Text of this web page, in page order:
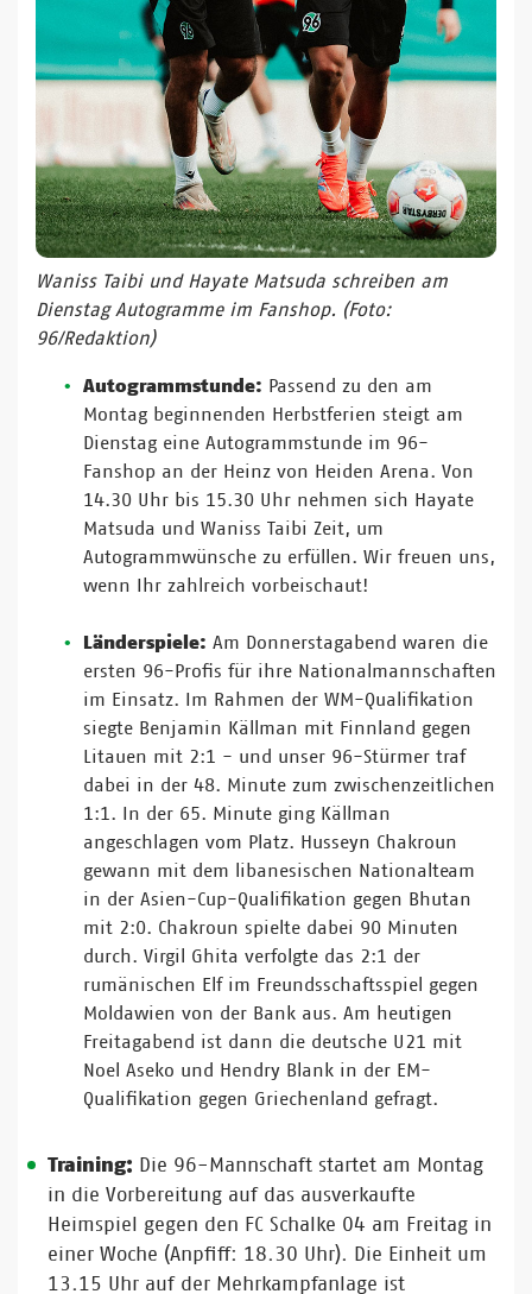
Waniss Taibi und Hayate Matsuda schreiben am
Dienstag Autogramme im Fanshop. (Foto:
96/Redaktion)
Autogrammstunde: Passend zu den am
Montag beginnenden Herbstferien steigt am
Dienstag eine Autogrammstunde im 96-
Fanshop an der Heinz von Heiden Arena. Von
14.30 Uhr bis 15.30 Uhr nehmen sich Hayate
Matsuda und Waniss Taibi Zeit, um
Autogrammwünsche zu erfüllen. Wir freuen uns,
wenn Ihr zahlreich vorbeischaut!
Länderspiele: Am Donnerstagabend waren die
ersten 96-Profis für ihre Nationalmannschaften
im Einsatz. Im Rahmen der WM-Qualifikation
siegte Benjamin Källman mit Finnland gegen
Litauen mit 2:1 - und unser 96-Stürmer traf
dabei in der 48. Minute zum zwischenzeitlichen
1:1. In der 65. Minute ging Källman
angeschlagen vom Platz. Husseyn Chakroun
gewann mit dem libanesischen Nationalteam
in der Asien-Cup-Qualifikation gegen Bhutan
mit 2:0. Chakroun spielte dabei 90 Minuten
durch. Virgil Ghita verfolgte das 2:1 der
rumänischen Elf im Freundsschaftsspiel gegen
Moldawien von der Bank aus. Am heutigen
Freitagabend ist dann die deutsche U21 mit
Noel Aseko und Hendry Blank in der EM-
Qualifikation gegen Griechenland gefragt.
Training: Die 96-Mannschaft startet am Montag
in die Vorbereitung auf das ausverkaufte
Heimspiel gegen den FC Schalke 04 am Freitag in
einer Woche (Anpfiff: 18.30 Uhr). Die Einheit um
13.15 Uhr auf der Mehrkampfanlage ist